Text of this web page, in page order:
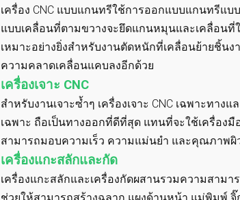
เครื่อง CNC แบบแกนทรีใช้การออกแบบแกนทรีแ
แบบเคลื่อนที่ตามขวางจะยึดแกนหมุนและเคลื่อนที่
เหมาะอย่างยิ่งสำหรับงานตัดหนักที่เคลื่อนย้ายชิ้น
ความคลาดเคลื่อนแคบลงอีกด้วย
เครื่องเจาะ CNC
สำหรับงานเจาะซ้ำๆ เครื่องเจาะ CNC เฉพาะทาง
เฉพาะ ถือเป็นทางออกที่ดีที่สุด แทนที่จะใช้เครื่องมื
สามารถมอบความเร็ว ความแม่นยำ และคุณภาพผิ
เครื่องแกะสลักและกัด
เครื่องแกะสลักและเครื่องกัดผสานรวมความสามา